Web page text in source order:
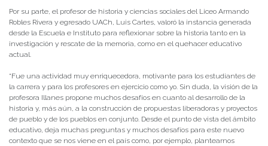
Por su parte, el profesor de historia y ciencias sociales del Liceo Armando
Robles Rivera y egresado UACh, Luis Cartes, valoró la instancia generada
desde la Escuela e Instituto para reflexionar sobre la historia tanto en la
investigación y rescate de la memoria, como en el quehacer educativo
actual.
“Fue una actividad muy enriquecedora, motivante para los estudiantes de
la carrera y para los profesores en ejercicio como yo. Sin duda, la visión de la
profesora Illanes propone muchos desafíos en cuanto al desarrollo de la
historia y, más aún, a la construcción de propuestas liberadoras y proyectos
de pueblo y de los pueblos en conjunto. Desde el punto de vista del ámbito
educativo, deja muchas preguntas y muchos desafíos para este nuevo
contexto que se nos viene en el país como, por ejemplo, plantearnos